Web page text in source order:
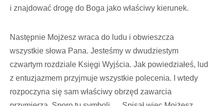
i znajdować drogę do Boga jako właściwy kierunek.
Następnie Mojżesz wraca do ludu i obwieszcza
wszystkie słowa Pana. Jesteśmy w dwudziestym
czwartym rozdziale Księgi Wyjścia. Jak powiedziałeś, lud
z entuzjazmem przyjmuje wszystkie polecenia. I wtedy
rozpoczyna się sam właściwy obrzęd zawarcia